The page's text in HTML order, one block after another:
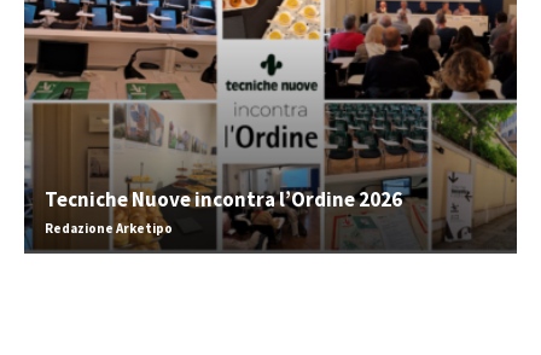
Tecniche Nuove incontra l’Ordine 2026
Redazione Arketipo